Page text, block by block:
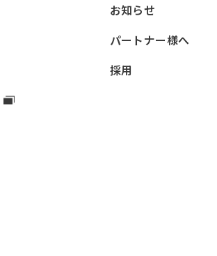
お知らせ
パートナー様へ
採用